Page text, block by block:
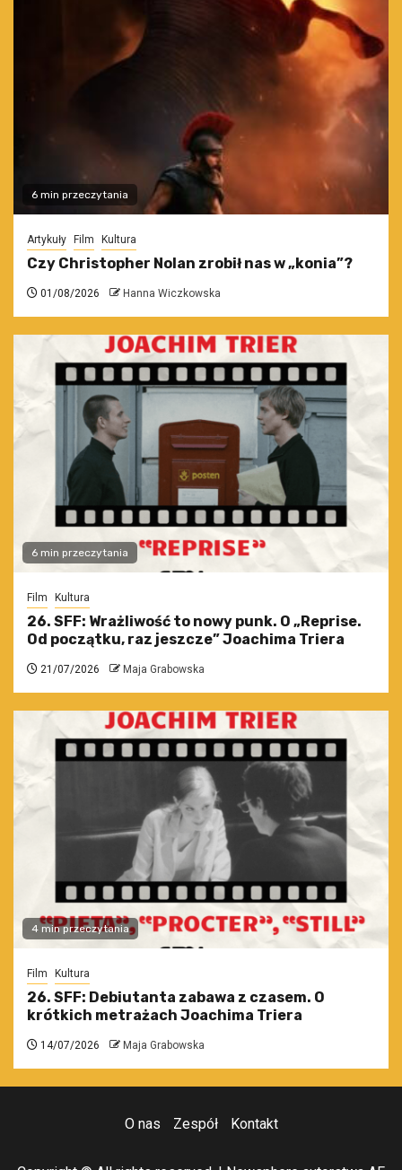
6 min przeczytania
Artykuły Film Kultura
Czy Christopher Nolan zrobił nas w „konia”?
01/08/2026 Hanna Wiczkowska
6 min przeczytania
Film Kultura
26. SFF: Wrażliwość to nowy punk. O „Reprise.
Od początku, raz jeszcze” Joachima Triera
21/07/2026 Maja Grabowska
4 min przeczytania
Film Kultura
26. SFF: Debiutanta zabawa z czasem. O
krótkich metrażach Joachima Triera
14/07/2026 Maja Grabowska
O nas Zespół Kontakt